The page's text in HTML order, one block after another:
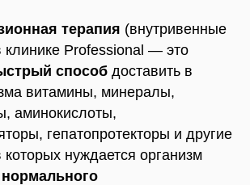
терапия (внутривенные
клинике Professional — это
способ доставить в
витамины, минералы,
аминокислоты,
гепатопротекторы и другие
нуждается организм